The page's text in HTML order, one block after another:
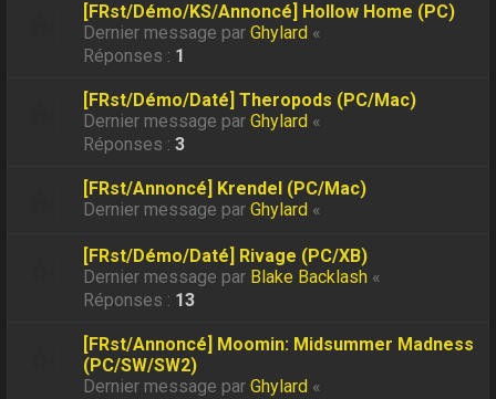
[FRst/Démo/KS/Annoncé] Hollow Home (PC)
Dernier message parGhylard «
Réponses : 1
[FRst/Démo/Daté] Theropods (PC/Mac)
Dernier message parGhylard «
Réponses :3
[FRst/Annoncé] Krendel (PC/Mac)
Dernier message parGhylard «
[FRst/Démo/Daté] Rivage (PC/XB)
Dernier message par Blake Backlash «
Réponses : 13
[FRst/Annoncé] Moomin: Midsummer Madness
(PC/SW/SW2)
Dernier message parGhylard «